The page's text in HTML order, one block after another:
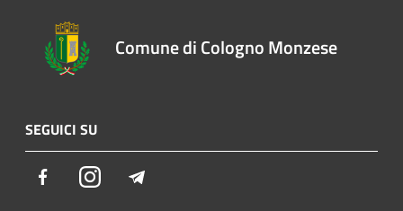
Comune di Cologno Monzese
SEGUICI SU
FacebookInstagram